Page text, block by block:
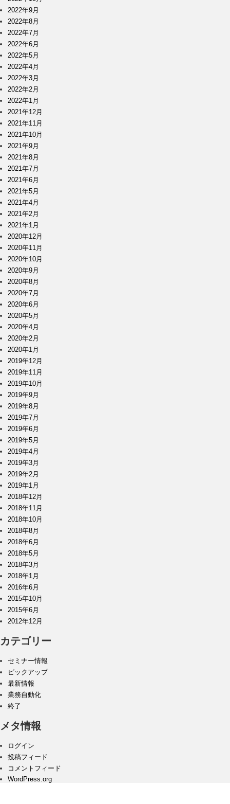
2022年9月
2022年8月
2022年7月
2022年6月
2022年5月
2022年4月
2022年3月
2022年2月
2022年1月
2021年12月
2021年11月
2021年10月
2021年9月
2021年8月
2021年7月
2021年6月
2021年5月
2021年4月
2021年2月
2021年1月
2020年12月
2020年11月
2020年10月
2020年9月
2020年8月
2020年7月
2020年6月
2020年5月
2020年4月
2020年2月
2020年1月
2019年12月
2019年11月
2019年10月
2019年9月
2019年8月
2019年7月
2019年6月
2019年5月
2019年4月
2019年3月
2019年2月
2019年1月
2018年12月
2018年11月
2018年10月
2018年8月
2018年6月
2018年5月
2018年3月
2018年1月
2016年6月
2015年10月
2015年6月
2012年12月
カテゴリー
セミナー情報
ピックアップ
最新情報
業務自動化
終了
メタ情報
ログイン
投稿フィード
コメントフィード
WordPress.org